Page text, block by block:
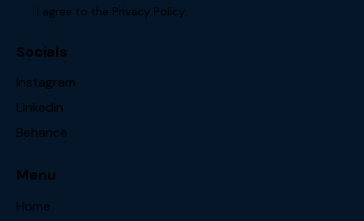
I agree to the Privacy Policy.
Socials
Instagram
Linkedin
Behance
Menu
Home